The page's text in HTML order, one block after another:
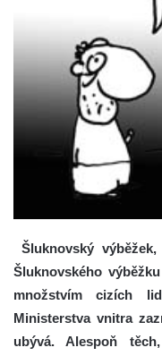
Šluknovský
Šluknovského
množstvím cizích
Ministerstva vnitra
ubývá. Alespoň